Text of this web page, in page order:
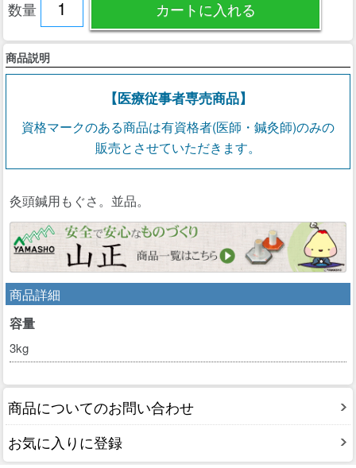
数量
商品説明
【医療従事者専売商品】
資格マークのある商品は有資格者(医師・鍼灸師)のみの
販売とさせていただきます。
灸頭鍼用もぐさ。並品。
商品詳細
容量
3kg
商品についてのお問い合わせ
お気に入りに登録